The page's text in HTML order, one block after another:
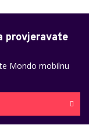
provjeravate
Mondo mobilnu